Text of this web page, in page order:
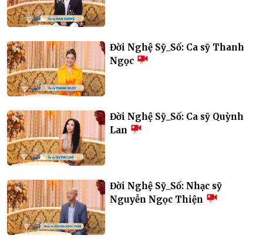
Đời Nghệ Sỹ_Số: Ca sỹ Thanh
Ngọc
Đời Nghệ Sỹ_Số: Ca sỹ Quỳnh
Lan
Đời Nghệ Sỹ_Số: Nhạc sỹ
Nguyễn Ngọc Thiện